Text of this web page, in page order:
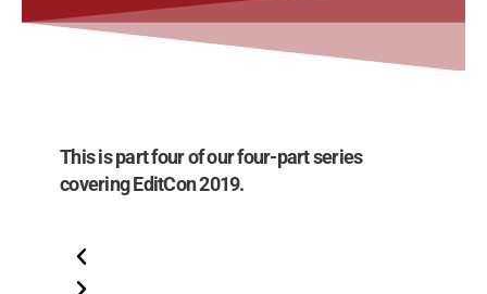
This is part four of our four-part series
covering EditCon 2019.